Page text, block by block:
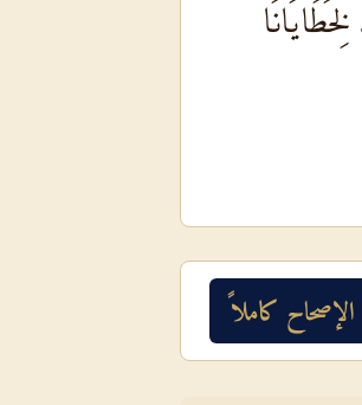
الإصحاح كاملاً